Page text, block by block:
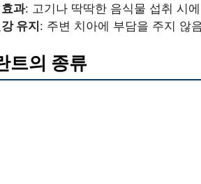
과: 고기나 딱딱한 음식물 섭취 시
유지: 주변 치아에 부담을 주지 않
트의 종류